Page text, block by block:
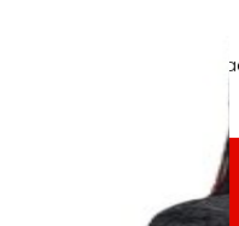
Fundación